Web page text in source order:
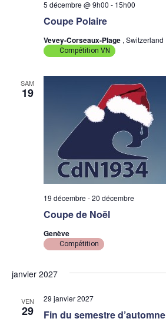
Coupe Polaire
5 décembre @ 9h00 - 15h00
Vevey-Corseaux-Plage , Switzerland
Compétition VN
SAM
19
Coupe de Noël
19 décembre -20 décembre
Genève
Compétition
janvier 2027
VEN
29 Fin du semestre d’automne
29 janvier 2027